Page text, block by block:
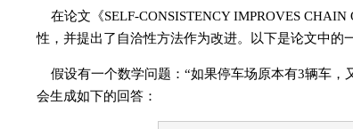
在论文《SELF-CONSISTENCY IMPROVES
性，并提出了自洽性方法作为改进。以下是论文中的
假设有一个数学问题：“如果停车场原本有3辆车，
会生成如下的回答：